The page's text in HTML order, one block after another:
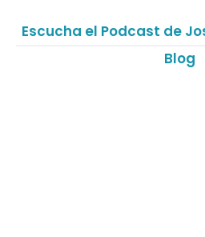
Escucha el Podcast de
Blog